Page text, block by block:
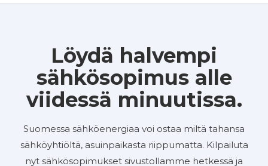
Löydä halvempi
sähkösopimus alle
viidessä minuutissa.
Suomessa sähköenergiaa voi ostaa miltä tahansa
sähköyhtiöltä, asuinpaikasta riippumatta. Kilpailuta
nyt sähkösopimukset sivustollamme hetkessä ja